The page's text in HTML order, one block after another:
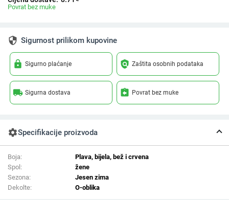
Povrat bez muke
security Sigurnost prilikom kupovine
lock Sigurno plaćanje policy Zaštita osobnih podataka
local_shipping Sigurna dostava assignment_return Povrat bez muke
settingsSpecifikacije proizvoda
Boja:
Plava, bijela, bež i crvena
Spol:
žene
Sezona:
Jesen zima
Dekolte:
O-oblika